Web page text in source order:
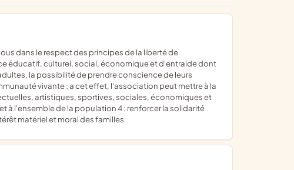
éducatif, culturel, social, économique et d'entraide dont
la possibilité de prendre conscience de leurs
vivante ; a cet effet, l'association peut mettre à la
artistiques, sportives, sociales, économiques et
l'ensemble de la population 4 ; renforcer la solidarité
matériel et moral des familles